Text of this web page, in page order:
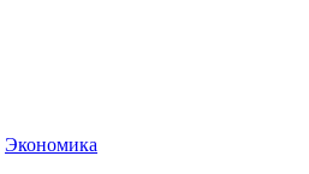
Экономика